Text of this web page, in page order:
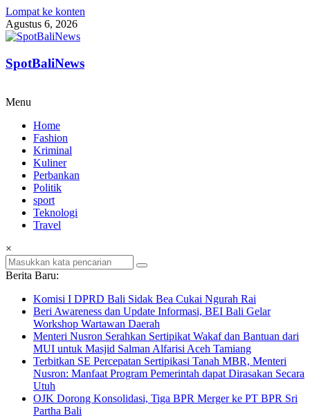
Lompat ke konten
Agustus 6, 2026
SpotBaliNews
Menu
Home
Fashion
Kriminal
Kuliner
Perbankan
Politik
sport
Teknologi
Travel
×
Berita Baru:
Komisi I DPRD Bali Sidak Bea Cukai Ngurah Rai
Beri Awareness dan Update Informasi, BEI Bali Gelar
Workshop Wartawan Daerah
Menteri Nusron Serahkan Sertipikat Wakaf dan Bantuan dari
MUI untuk Masjid Salman Alfarisi Aceh Tamiang
Terbitkan SE Percepatan Sertipikasi Tanah MBR, Menteri
Nusron: Manfaat Program Pemerintah dapat Dirasakan Secara
Utuh
OJK Dorong Konsolidasi, Tiga BPR Merger ke PT BPR Sri
Partha Bali